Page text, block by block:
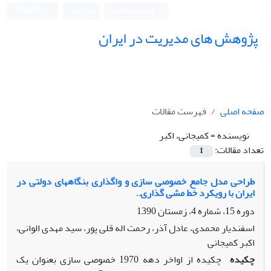
پژوهش های مدیریت در ایران
صفحه اصلی
فهرست مقالات
نویسنده =کمیجانی، اکبر
تعداد مقالات:
1
طراحی مدل جامع خصوصی سازی و واگذاری بنگاههای دولتی در
ایران با رویکرد خط مشی گذاری..
دوره 15، شماره 4، زمستان 1390
اسفندیار محمدی، عادل آذر، رحمت اله قلی پور، سید مهدی الوانی،
اکبر کمیجانی
چکیده
چکیده از اواخر دهه 1970 خصوصی سازی بعنوان یک